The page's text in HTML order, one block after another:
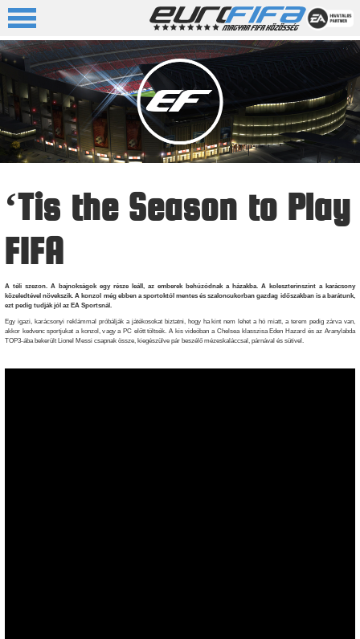
‘Tis the Season to Play
FIFA
A téli szezon. A bajnokságok egy része leáll, az emberek behúzódnak a házakba. A koleszterinszint a karácsony
közeledtével növekszik. A konzol még ebben a sportoktól mentes és szaloncukorban gazdag időszakban is a barátunk,
ezt pedig tudják jól az EA Sportsnál.
Egy igazi, karácsonyi reklámmal próbálják a játékosokat biztatni, hogy ha kint nem lehet a hó miatt, a terem pedig zárva van,
akkor kedvenc sportjukat a konzol, vagy a PC előtt töltsék. A kis videóban a Chelsea klasszisa Eden Hazard és az Aranylabda
TOP3-ába bekerült Lionel Messi csapnak össze, kiegészülve pár beszélő mézeskaláccsal, párnával és sütivel.